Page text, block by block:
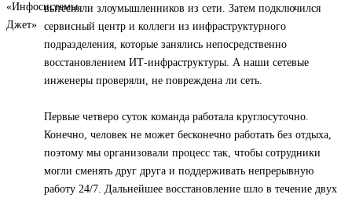
вытесняли злоумышленников из сети. Затем подключился
сервисный центр и коллеги из инфраструктурного
подразделения, которые занялись непосредственно
восстановлением ИТ-инфраструктуры. А наши сетевые
инженеры проверяли, не повреждена ли сеть.
Первые четверо суток команда работала круглосуточно.
Конечно, человек не может бесконечно работать без отдыха,
поэтому мы организовали процесс так, чтобы сотрудники
могли сменять друг друга и поддерживать непрерывную
работу 24/7. Дальнейшее восстановление шло в течение двух